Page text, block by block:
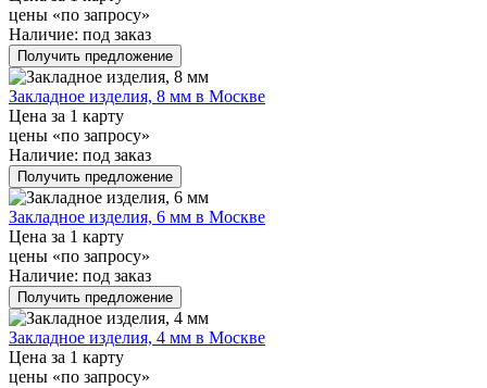
цены «по запросу»
Наличие: под заказ
Получить предложение
Закладное изделия, 8 мм в Москве
Цена за 1 карту
цены «по запросу»
Наличие: под заказ
Получить предложение
Закладное изделия, 6 мм в Москве
Цена за 1 карту
цены «по запросу»
Наличие: под заказ
Получить предложение
Закладное изделия, 4 мм в Москве
Цена за 1 карту
цены «по запросу»